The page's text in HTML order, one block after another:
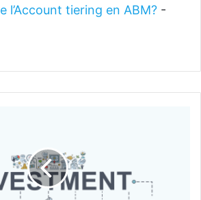
l’Account tiering en ABM? -